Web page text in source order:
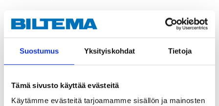
Suostumus Yksityiskohdat Tietoja
Tämä sivusto käyttää evästeitä
Käytämme evästeitä tarjoamamme sisällön ja mainosten
Lifting height 150 (238)−470 (530) mm